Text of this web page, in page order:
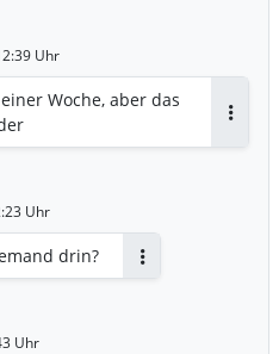
Uhr
Woche, aber das
Uhr
drin?
Uhr